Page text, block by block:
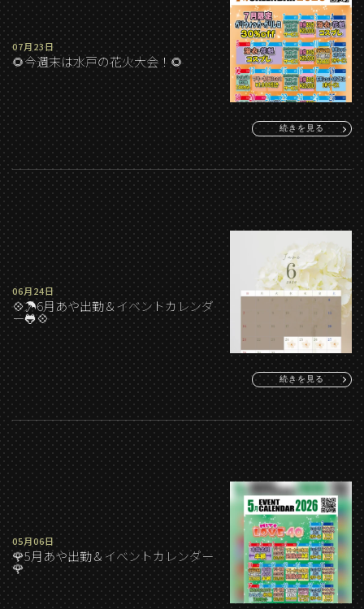
07月23日
🌻今週末は水戸の花火大会！🌻
続きを見る
06月24日
💠☂️6月あや出勤＆イベントカレンダ
ー🐸💠
続きを見る
05月06日
🌹5月あや出勤＆イベントカレンダー
🌹